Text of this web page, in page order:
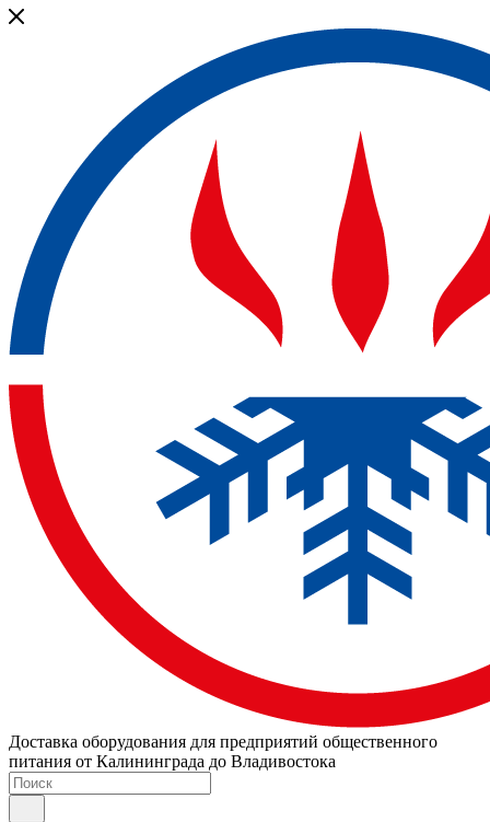
Доставка оборудования для предприятий общественного
питания от Калининграда до Владивостока